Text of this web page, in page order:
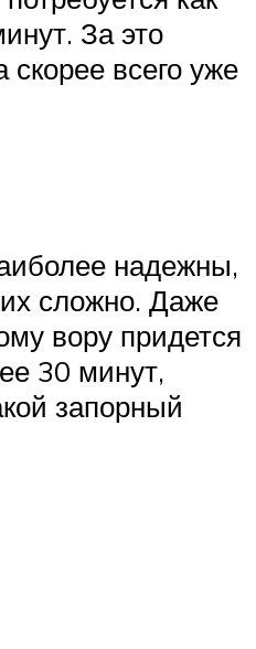
За это
всего уже
надежны,
сложно. Даже
вору придется
30 минут,
запорный